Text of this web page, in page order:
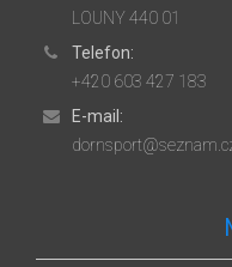
LOUNY 440 01
Telefon:
+420 603 427 183
E-mail: